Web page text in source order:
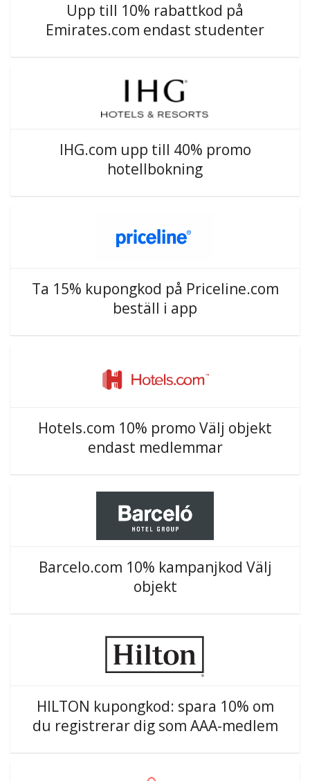
Upp till 10% rabattkod på
Emirates.com endast studenter
IHG.com upp till 40% promo
hotellbokning
Ta 15% kupongkod på Priceline.com
beställ i app
Hotels.com 10% promo Välj objekt
endast medlemmar
Barcelo.com 10% kampanjkod Välj
objekt
HILTON kupongkod: spara 10% om
du registrerar dig som AAA-medlem